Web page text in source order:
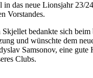
in das neue Lionsjahr 23/
Vorstandes.
Skjellet bedankte sich
und wünschte dem
Samsonov, eine gute
Clubs.